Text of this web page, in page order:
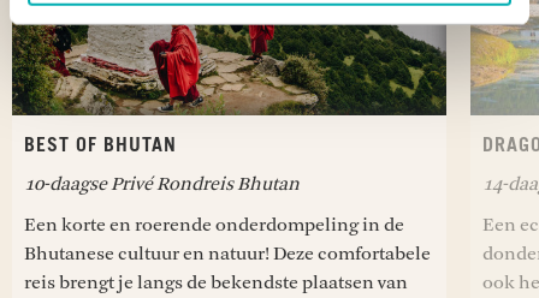
BEST OF BHUTAN
10-daagse Privé Rondreis Bhutan
Een korte en roerende onderdompeling in de
Bhutanese cultuur en natuur! Deze comfortabele
reis brengt je langs de bekendste plaatsen van
14-
Een
ook